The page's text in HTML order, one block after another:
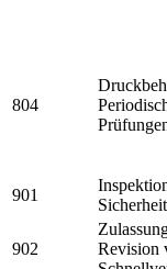
804
901
902
Revision